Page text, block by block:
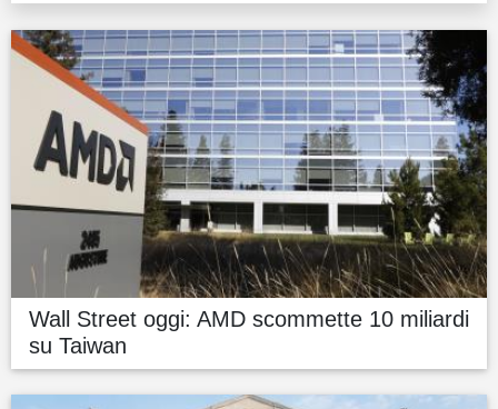
Wall Street oggi: AMD scommette 10 miliardi
su Taiwan